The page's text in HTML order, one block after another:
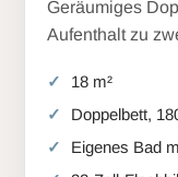
Geräumiges
Aufenthalt zu
18 m²
Doppelbett,
Eigenes Bad